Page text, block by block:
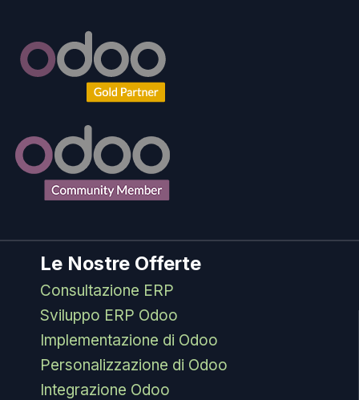
Le Nostre Offerte
Consultazione ERP
Sviluppo ERP Odoo
Implementazione di Odoo
Personalizzazione di Odoo
Integrazione Odoo